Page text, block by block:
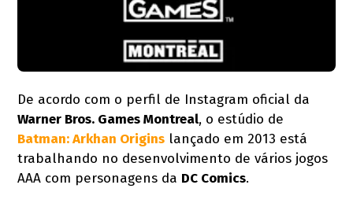
De acordo com o perfil de Instagram oficial da
Warner Bros. Games Montreal, o estúdio de
Batman: Arkhan Origins lançado em 2013 está
trabalhando no desenvolvimento de vários jogos
AAA com personagens da DC Comics.